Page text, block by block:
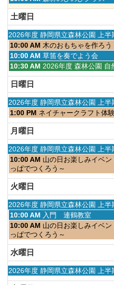
2026
日,
4
月
1st
2026
曜
日,
8
月
7th
2026
土曜日
水
曜
日,
4
月
1st
2026
2026年度 静岡県立森林公園 上半
土
曜
日,
8
月
8th
2026
10:00 AM 木のおもちゃを作ろう
土
曜
日,
8
月
8th
2026
10:00 AM 草笛を奏でよう会
土
曜
日,
8
月
8th
2026
10:30 AM 2026年度 森林公園 自
日曜日
水
曜
日,
月
1st
2026
2026年度 静岡県立森林公園 上半
日
曜
日,
8
月
9th
2026
1:00 PM ネイチャークラフト体
月曜日
水
曜
日,
4
月
1st
2026
2026年度 静岡県立森林公園 上半
月
曜
日,
8
月
10th
2026
10:00 AM 山の日お楽しみイベ
っぱでつくろう～
火曜日
水
曜
日,
月
1st
2026
2026年度 静岡県立森林公園 上半
火
曜
日,
8
月
11th
2026
10:00 AM 入門 連鶴教室
火
曜
日,
8
月
11th
2026
10:00 AM 山の日お楽しみイベ
っぱでつくろう～
水曜日
水
曜
2026年度 静岡県立森林公園 上半